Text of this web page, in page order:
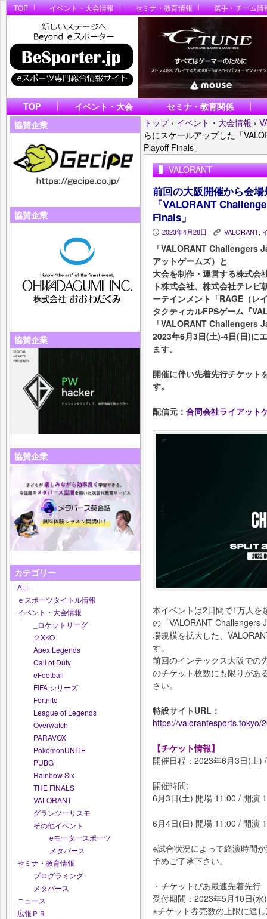
TOP イベント・大会情報 セミナ・教育情報 選手・チーム情
TOP イベント・大会
セミナ・教育関係
協賛企業
協賛企業
協賛企業
協賛企業
カテゴリー
ALL
ｅスポーツタイトル情報
イベント・大会情報
_ロケットリーグ
２XKO
Apex Legends
Call of Duty
eFootball
FIFA シリーズ
Fortnite
League of Legends
Overwatch
PARAVOX
PokémonUNITE
PUBG
Rainbow Six
THE FINALS
VALORANT
グランツーリスモ
その他イベント
eモータースポーツ
メタバース
セミナ・教育情報
プログラミング
メタバース
ニュース
広報ＰＲ
トップ › イベント・大会情報 ›
らにスケールアップした「
Playoff Finals」
VALORANT
前回の大阪開催から会
「VALORANT
Finals」
P 2023年4月28日 K VALORANT,
「VALORANT Challengers
アットゲームズ）と
大会を制作・運営する株式会
ト株式会社、株式会社テレ
ーテインメント「RAGE（レ
タクティカルFPSゲーム『
「VALORANT Challengers
2023年6月3日(土)-4日(日)に
ます。
開催に伴い先着先行チケット
す。
配信元： 合同会社ライアット
本イベントは2日間で1万人を
の「VALORANT Challengers
場規模を拡大した、
す。
前回のインテックス大阪での
のチケット枚数にも限りがあ
さい。
特設サイトURL：
https://valorantesports.tokyo/
【チケット情報】
開催日程：2023年6月3日(土)
開催時間:
6月3日(土) 開場 11:00 / 開演
6月4日(日) 開場 11:00 / 開演
※試合状況によって終演時間
予めご了承下さい。
・チケットぴあ最速先着先行
受付期間：2023年5月10日(水
※チケット券売数の上限に達